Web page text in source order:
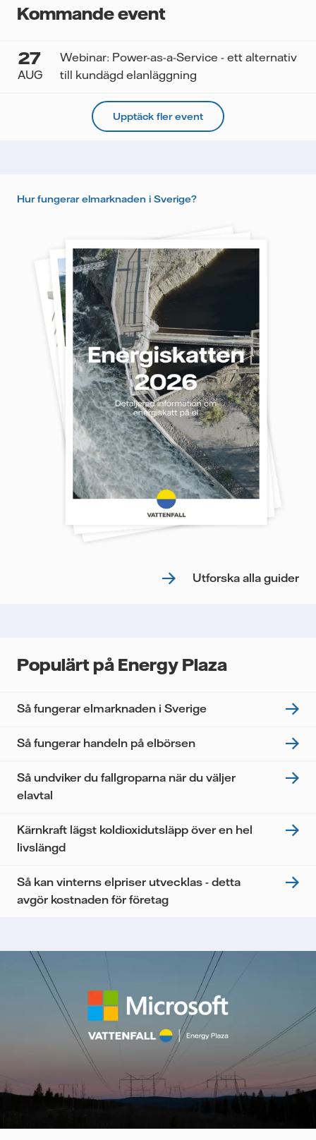
Kommande event
27
AUG
Webinar: Power-as-a-Service - ett alternativ
till kundägd elanläggning
Upptäck fler event
Hur fungerar elmarknaden i Sverige?
Utforska alla guider
Populärt på Energy Plaza
Så fungerar elmarknaden i Sverige
Så fungerar handeln på elbörsen
Så undviker du fallgroparna när du väljer
elavtal
Kärnkraft lägst koldioxidutsläpp över en hel
livslängd
Så kan vinterns elpriser utvecklas - detta
avgör kostnaden för företag